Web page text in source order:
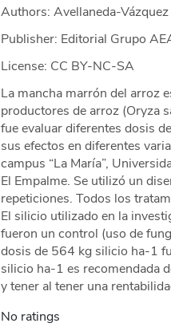
Authors: Avellaneda-
Publisher: Editorial Grupo
License: CC BY-NC-SA
La mancha marrón del arroz
productores de arroz (Oryza
fue evaluar diferentes dosis
sus efectos en diferentes
campus “La María”,
El Empalme. Se utilizó un
repeticiones. Todos los
El silicio utilizado en la
fueron un control (uso de
dosis de 564 kg silicio ha-1
silicio ha-1 es recomendada
y tener al tener una
No ratings